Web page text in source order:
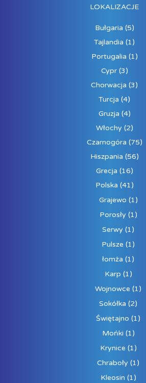
LOKALIZACJE
Bułgaria (5)
Tajlandia (1)
Portugalia (1)
Cypr(3)
Chorwacja (3)
Turcja (4)
Gruzja (4)
Włochy (2)
Czarnogóra (75)
Hiszpania (56)
Grecja (16)
Polska (41)
Grajewo (1)
Porosły (1)
Serwy (1)
Pulsze (1)
łomża (1)
Karp (1)
Wojnowce (1)
Sokółka (2)
Świętajno (1)
Mońki (1)
Krynice (1)
Chraboły (1)
Kleosin (1)